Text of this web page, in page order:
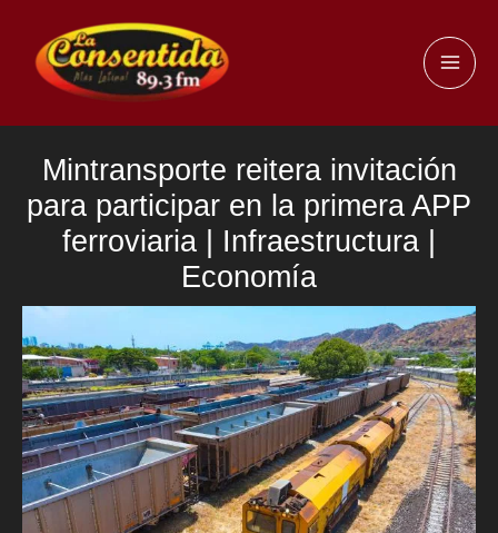
contenido
Mintransporte reitera invitación
para participar en la primera APP
ferroviaria | Infraestructura |
Economía